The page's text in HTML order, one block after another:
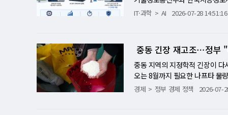
에는 아직 넘어야 할 변수도 적
다. 글로벌 공급망이 다시 흔들
층 탄탄해지고 있다. 그러나 건
업 중심의 회복세가 내수 전반
심 변수로 전망된다
가능성이 높다고 전망했다. 반도
쇄 충격 반도체 공급망 차질은
이 당시보다 공정에 미친 영향
공급되는 '저스트 인 타임(Just
멈출 수 있다. 세계 IT 산업도 촉
다. TSMC를 중심으로 소니, 르
됐다. 이번 지진은 단순한 지역
조원, 영업손실 8천억원을 기록
출도 늘었지만 반도체와 디스플
S 부문에는 호재지만 같은 반도
I TV·가전 비중을 높여 원가 부
망과 비용 구조를 개선하는 작
탁증서(ADR) 상장 가능성에 대
시장 영향을 크게 받는다. 집을
제로 올해 4~5월 전국 주택 매매
쳤다. 서울 순유출은 여전 지역
7개 시도는 순유입을 기록했다.
의 순유출 규모가 가장 컸다. 높
천으로 이동하는 흐름이 이어진
됐고 인천도 4천442명이 순유입
가(ASP) 개선으로 하반기 실적
장 대비 7.61% 하락한
산되고 있지만 이는 투자 축소
회사는 HBM4 공급 확대와 차세
자 축소론 일축…"AI 인프라 활
서비스제공자(CSP)들의 AI 경
것"이라고 밝혔다. 최근 시장에
체계로 고도화하는 '국산 NPU
터에 도입해 재난 대응과 산업
하고 대응 체계를 고도화하며,
도로 교통사고와 정체, 낙하물
제센터 CCTV 서버에 NPU를 탑
제요원에게 전달하는 구조다.
IT·과학 AI 2026-07-28 14:51:16
중동 긴장 재고조⋯정부
중동 지역의 지정학적 긴장이
오는 8월까지 필요한 나프타 물
지 않을 것으로 내다봤다. 산업
경제 정부 경제 정책 2026-07-